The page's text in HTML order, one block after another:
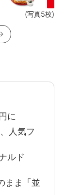
(写真5枚)
に
人気フ
ルド
まま「並